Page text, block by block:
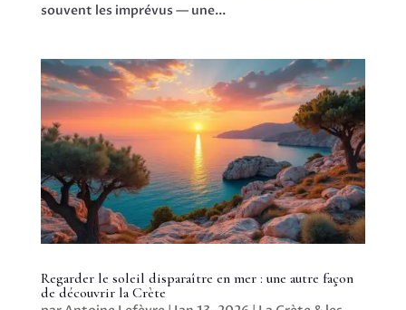
souvent les imprévus — une...
Regarder le soleil disparaître en mer : une autre façon
de découvrir la Crète